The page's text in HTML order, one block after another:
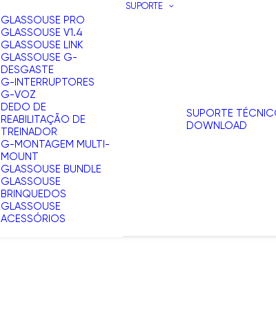
GLASSOUSE PRO
GLASSOUSE V1.4
GLASSOUSE LINK
GLASSOUSE G-
DESGASTE
G-INTERRUPTORES
G-VOZ
DEDO DE
REABILITAÇÃO DE
TREINADOR
G-MONTAGEM MULTI-
MOUNT
GLASSOUSE BUNDLE
GLASSOUSE
BRINQUEDOS
GLASSOUSE
ACESSÓRIOS
SUPORTE
SUPORTE
DOWNLOAD